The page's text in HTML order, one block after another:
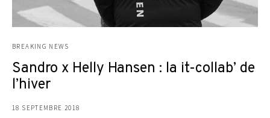
BREAKING NEWS
Sandro x Helly Hansen : la it-collab’ de
l’hiver
18 SEPTEMBRE 2018